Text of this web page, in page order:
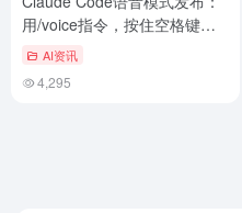
用/voice指令，按住空格键实
现高效AI编程
AI资讯
4,295